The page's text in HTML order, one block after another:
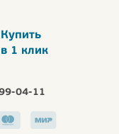
Купить
в 1 клик
04-11